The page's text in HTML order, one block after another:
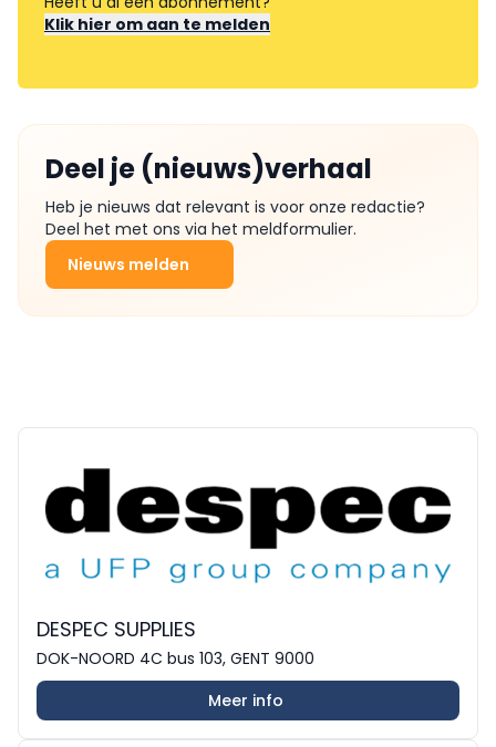
Klik hier om aan te melden
Deel je (nieuws)verhaal
Heb je nieuws dat relevant is voor onze redactie?
Deel het met ons via het meldformulier.
Nieuws melden
DESPEC SUPPLIES
DOK-NOORD 4C bus 103, GENT 9000
Meer info